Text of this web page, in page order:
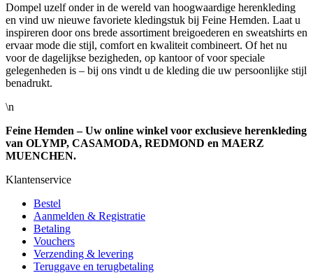
Dompel uzelf onder in de wereld van hoogwaardige herenkleding
en vind uw nieuwe favoriete kledingstuk bij Feine Hemden. Laat u
inspireren door ons brede assortiment breigoederen en sweatshirts en
ervaar mode die stijl, comfort en kwaliteit combineert. Of het nu
voor de dagelijkse bezigheden, op kantoor of voor speciale
gelegenheden is – bij ons vindt u de kleding die uw persoonlijke stijl
benadrukt.
\n
Feine Hemden – Uw online winkel voor exclusieve herenkleding
van OLYMP, CASAMODA, REDMOND en MAERZ
MUENCHEN.
Klantenservice
Bestel
Aanmelden & Registratie
Betaling
Vouchers
Verzending & levering
Teruggave en terugbetaling